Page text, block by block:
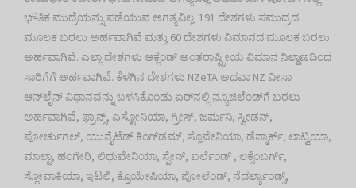
ಭೌತಿಕ ಮುದ್ರೆಯನ್ನು ಪಡೆಯುವ ಅಗತ್ಯವಿಲ್ಲ. 191 ದೇಶಗಳು ಸಮುದ್ರದ
ಮೂಲಕ ಬರಲು ಅರ್ಹವಾಗಿವೆ ಮತ್ತು 60 ದೇಶಗಳು ವಿಮಾನದ ಮೂಲಕ ಬರಲು
ಅರ್ಹವಾಗಿವೆ. ಎಲ್ಲಾ ದೇಶಗಳು ಆಕ್ಲೆಂಡ್ ಅಂತರಾಷ್ಟ್ರೀಯ ವಿಮಾನ ನಿಲ್ದಾಣದಿಂದ
ಸಾರಿಗೆಗೆ ಅರ್ಹವಾಗಿವೆ. ಕೆಳಗಿನ ದೇಶಗಳು NZeTA ಅಥವಾ NZ ವೀಸಾ
ಆನ್‌ಲೈನ್ ವಿಧಾನವನ್ನು ಬಳಸಿಕೊಂಡು ಏರ್‌ನಲ್ಲಿ ನ್ಯೂಜಿಲೆಂಡ್‌ಗೆ ಬರಲು
ಅರ್ಹವಾಗಿವೆ, ಫ್ರಾನ್ಸ್, ಎಸ್ಟೋನಿಯಾ, ಗ್ರೀಸ್, ಜರ್ಮನಿ, ಸ್ವೀಡನ್,
ಪೋರ್ಚುಗಲ್, ಯುನೈಟೆಡ್ ಕಿಂಗ್‌ಡಮ್, ಸ್ಲೊವೇನಿಯಾ, ಡೆನ್ಮಾರ್ಕ್, ಲಾಟ್ವಿಯಾ,
ಮಾಲ್ಟಾ, ಹಂಗೇರಿ, ಲಿಥುವೇನಿಯಾ, ಸ್ಪೇನ್, ಐರ್ಲೆಂಡ್ , ಲಕ್ಸೆಂಬರ್ಗ್,
ಸ್ಲೋವಾಕಿಯಾ, ಇಟಲಿ, ಕ್ರೊಯೇಷಿಯಾ, ಪೋಲೆಂಡ್, ನೆದರ್ಲ್ಯಾಂಡ್ಸ್,